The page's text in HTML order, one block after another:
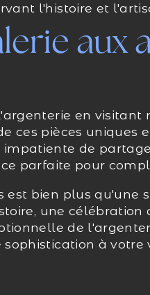
l'histoire et
aux
en
ces pièces uniques
de
parfaite pour
est bien plus
une
de
à